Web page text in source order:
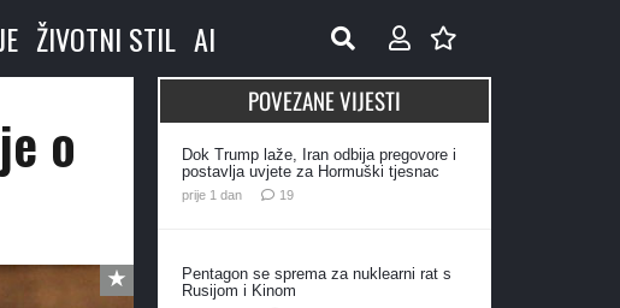
ŽIVOTNI STIL AI
o
POVEZANE VIJESTI
Dok Trump laže, Iran odbija pregovore i
postavlja uvjete za Hormuški tjesnac
prije 1 dan 19komentara
Pentagon se sprema za nuklearni rat s
Rusijom i Kinom